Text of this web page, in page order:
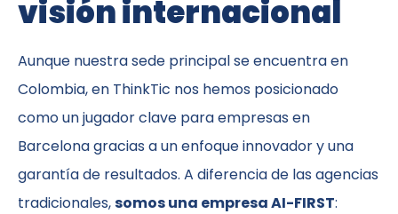
visión internacional
Aunque nuestra sede principal se encuentra en
Colombia, en ThinkTic nos hemos posicionado
como un jugador clave para empresas en
Barcelona gracias a un enfoque innovador y una
garantía de resultados. A diferencia de las agencias
tradicionales,somos una empresa AI-FIRST: